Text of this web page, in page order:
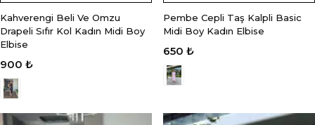
Kahverengi Beli Ve Omzu
Drapeli Sıfır Kol Kadın Midi Boy
Elbise
900 ₺
Pembe Cepli Taş Kalpli Basic
Midi Boy Kadın Elbise
650 ₺